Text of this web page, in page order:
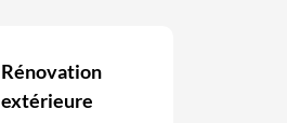
Rénovation
extérieure